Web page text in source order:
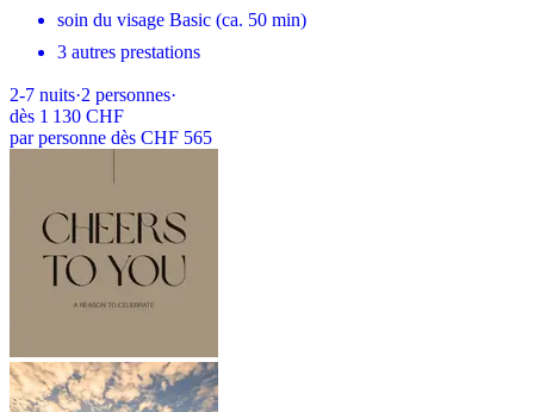
soin du visage Basic (ca. 50 min)
3 autres prestations
2-7 nuits·2 personnes·
dès 1 130 CHF
par personne dès CHF 565